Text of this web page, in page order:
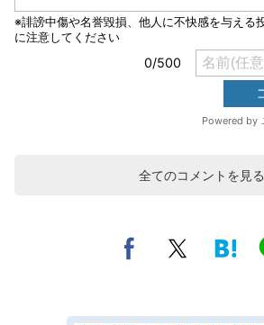
全てのコメントを見る